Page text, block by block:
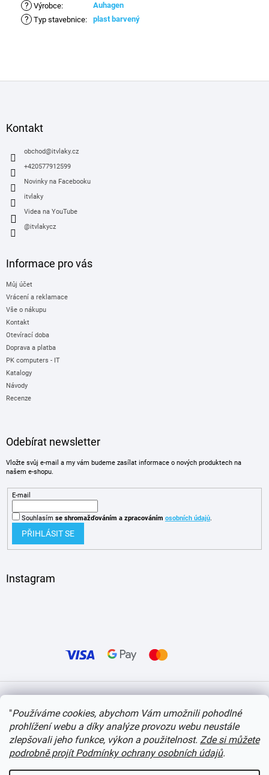
"Používáme cookies, abychom Vám umožnili pohodlné
prohlížení webu a díky analýze provozu webu neustále
zlepšovali jeho funkce, výkon a použitelnost. Zde si můžete
podrobně projít Podmínky ochrany osobních údajů.
? Výrobce: Auhagen
? Typ stavebnice: plast barvený
Kontakt
obchod@itvlaky.cz
+420577912599
Novinky na Facebooku
itvlaky
Videa na YouTube
@itvlakycz
Informace pro vás
Můj účet
Vrácení a reklamace
Vše o nákupu
Kontakt
Otevírací doba
Doprava a platba
PK computers - IT
Katalogy
Návody
Recenze
Odebírat newsletter
Vložte svůj e-mail a my vám budeme zasílat informace o nových produktech na
našem e-shopu.
E-mail
Souhlasím se shromažďováním a zpracováním osobních údajů.
PŘIHLÁSIT SE
Instagram
Copyright 2026itvlaky.cz . Všechna práva vyhrazena. Upravit nastavení cookies